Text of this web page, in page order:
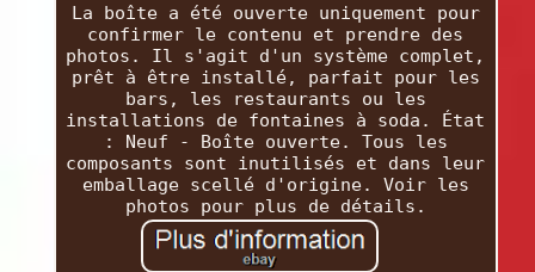
La boîte a été ouverte uniquement pour
confirmer le contenu et prendre des
photos. Il s'agit d'un système complet,
prêt à être installé, parfait pour les
bars, les restaurants ou les
installations de fontaines à soda. État
: Neuf - Boîte ouverte. Tous les
composants sont inutilisés et dans leur
emballage scellé d'origine. Voir les
photos pour plus de détails.